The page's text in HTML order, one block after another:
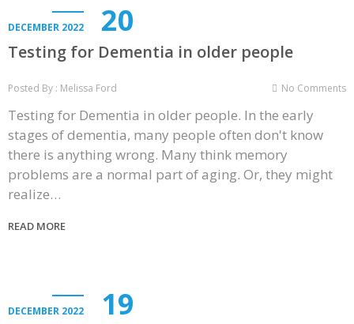
DECEMBER 2022 20
Testing for Dementia in older people
Posted By : Melissa Ford No Comments
Testing for Dementia in older people. In the early
stages of dementia, many people often don't know
there is anything wrong. Many think memory
problems are a normal part of aging. Or, they might
realize…
READ MORE
DECEMBER 2022 19